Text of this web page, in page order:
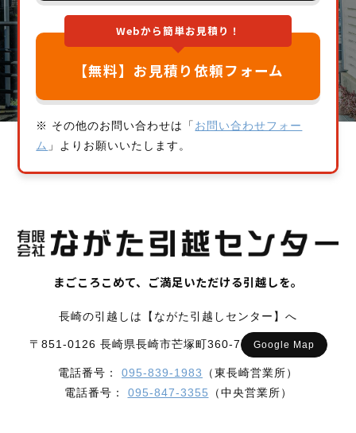
Webから簡単お見積り！
【無料】お見積り依頼フォーム
※ その他のお問い合わせは「 お問い合わせフォー
ム 」よりお願いいたします。
まごころこめて、ご満足いただける引越しを。
長崎の引越しは【ながた引越しセンター】へ
〒851-0126 長崎県長崎市芒塚町360-7 Google Map
電話番号： 095-839-1983
（東長崎営業所）
電話番号： 095-847-3355 （中央営業所）